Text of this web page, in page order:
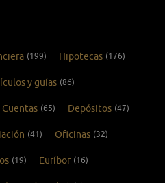
(199) Hipotecas (176)
y guías (86)
Cuentas (65) Depósitos (47)
(41) Oficinas (32)
(19) Euríbor (16)